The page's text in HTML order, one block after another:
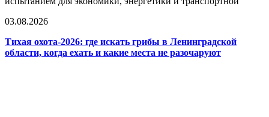
03.08.2026
Тихая охота-2026: где искать грибы в Ленинградской
области, когда ехать и какие места не разочаруют